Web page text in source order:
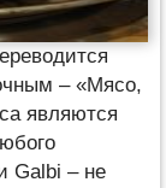
– «Мясо,
являются
Galbi – не